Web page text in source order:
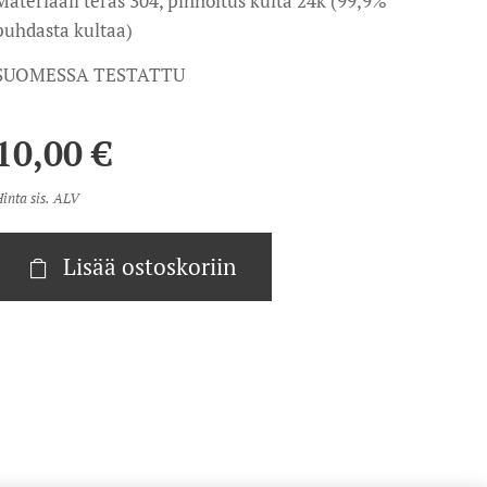
kultaa)
TESTATTU
€
sis. ALV
Lisää ostoskoriin